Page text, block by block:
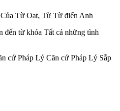
Từ Oat, Từ Từ điển Anh
đến từ khóa Tất cả những tình
cứ Pháp Lý Căn cứ Pháp Lý Sắp